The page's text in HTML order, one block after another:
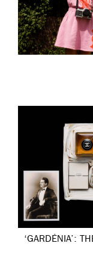
‘GARDÉNIA’: